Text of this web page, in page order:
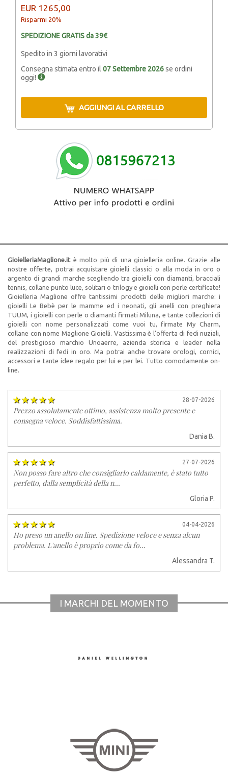
EUR 1265,00
Risparmi 20%
SPEDIZIONE GRATIS da 39€
Spedito in 3 giorni lavorativi
Consegna stimata entro il 07 Settembre 2026se ordini
oggi!
AGGIUNGI AL CARRELLO
GioielleriaMaglione.itè molto più di una gioielleria online. Grazie alle
nostre offerte, potrai acquistare gioielli classici o alla moda in oro o
argento di grandi marche scegliendo tra gioielli con diamanti, bracciali
tennis, collane punto luce, solitari o trilogy e gioielli con perle certificate!
Gioielleria Maglione offre tantissimi prodotti delle migliori marche: i
gioielli Le Bebè per le mamme ed i neonati, gli anelli con preghiera
TUUM, i gioielli con perle o diamanti firmati Miluna, e tante collezioni di
gioielli con nome personalizzati come vuoi tu, firmate My Charm,
collane con nome Maglione Gioielli. Vastissima è l’offerta di fedi nuziali,
del prestigioso marchio Unoaerre, azienda storica e leader nella
realizzazioni di fedi in oro. Ma potrai anche trovare orologi, cornici,
accessori e tante idee regalo per lui e per lei. Tutto comodamente on-
line.
28-07-2026
Prezzo assolutamente ottimo, assistenza molto presente e
consegna veloce. Soddisfattissima.
Dania B.
27-07-2026
Non posso fare altro che consigliarlo caldamente, è stato tutto
perfetto, dalla semplicità della n...
Gloria P.
04-04-2026
Ho preso un anello on line. Spedizione veloce e senza alcun
problema. L'anello è proprio come da fo...
Alessandra T.
I MARCHI DEL MOMENTO